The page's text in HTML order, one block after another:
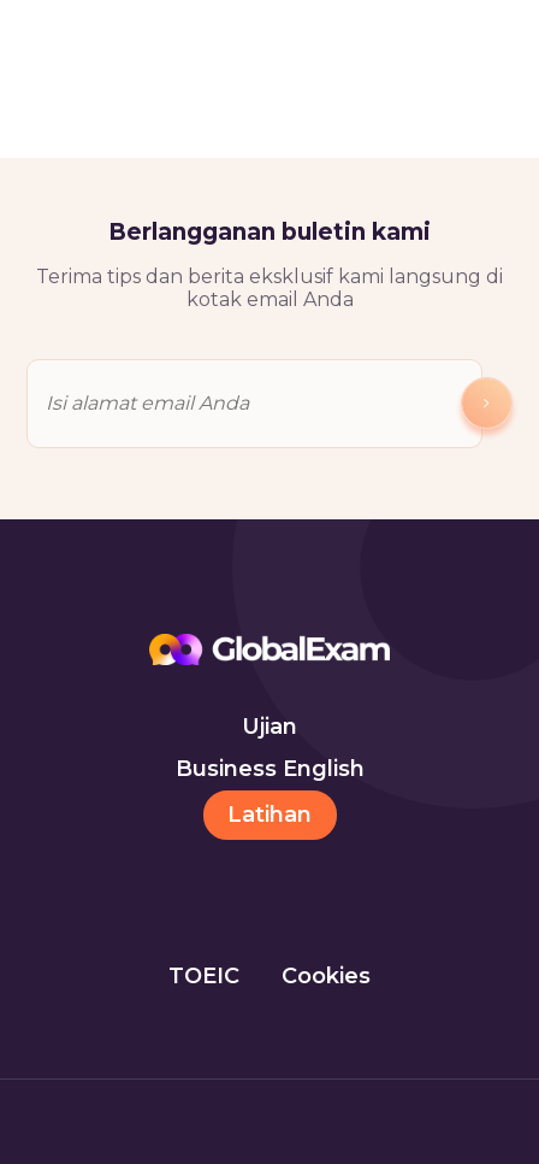
Berlangganan buletin kami
Terima tips dan berita eksklusif kami langsung di
kotak email Anda
Ujian
Business English
Latihan
TOEIC Cookies